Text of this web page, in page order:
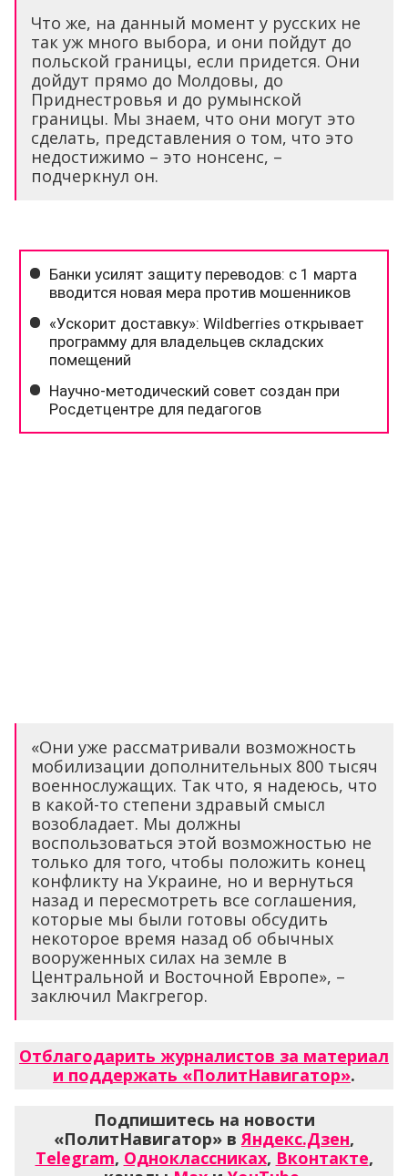
Что же, на данный момент у русских не
так уж много выбора, и они пойдут до
польской границы, если придется. Они
дойдут прямо до Молдовы, до
Приднестровья и до румынской
границы. Мы знаем, что они могут это
сделать, представления о том, что это
недостижимо – это нонсенс, –
подчеркнул он.
«Они уже рассматривали возможность
мобилизации дополнительных 800 тысяч
военнослужащих. Так что, я надеюсь, что
в какой-то степени здравый смысл
возобладает. Мы должны
воспользоваться этой возможностью не
только для того, чтобы положить конец
конфликту на Украине, но и вернуться
назад и пересмотреть все соглашения,
которые мы были готовы обсудить
некоторое время назад об обычных
вооруженных силах на земле в
Центральной и Восточной Европе», –
заключил Макгрегор.
Отблагодарить журналистов за материал
и поддержать «ПолитНавигатор».
Подпишитесь на новости
«ПолитНавигатор» вЯндекс.Дзен,
Telegram, Одноклассниках, Вконтакте,